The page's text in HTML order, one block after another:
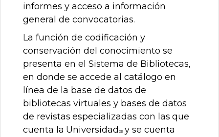
informes y acceso a información
general de convocatorias.
La función de codificación y
conservación del conocimiento se
presenta en el Sistema de Bibliotecas,
en donde se accede al catálogo en
línea de la base de datos de
bibliotecas virtuales y bases de datos
de revistas especializadas con las que
cuenta la Universidad26 y se cuenta